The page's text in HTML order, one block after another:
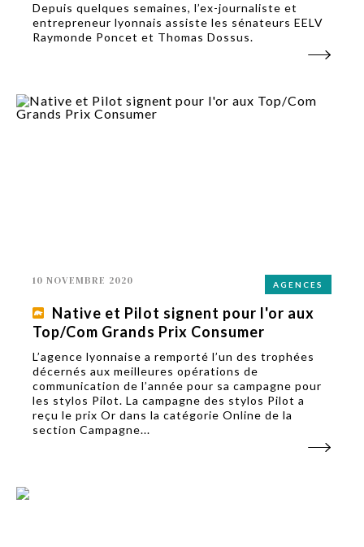
Depuis quelques semaines, l’ex-journaliste et
entrepreneur lyonnais assiste les sénateurs EELV
Raymonde Poncet et Thomas Dossus.
AGENCES
10 NOVEMBRE 2020
Native et Pilot signent pour l'or aux
Top/Com Grands Prix Consumer
L’agence lyonnaise a remporté l’un des trophées
décernés aux meilleures opérations de
communication de l’année pour sa campagne pour
les stylos Pilot. La campagne des stylos Pilot a
reçu le prix Or dans la catégorie Online de la
section Campagne...